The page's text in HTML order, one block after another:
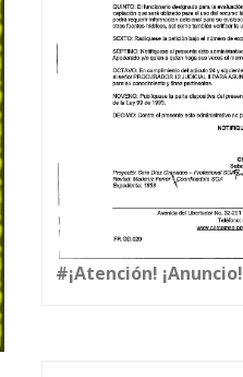
#¡Atención! ¡Anuncio!